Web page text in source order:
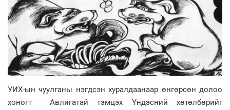
УИХ-ын чуулганы нэгдсэн хуралдаанаар өнгөрсөн долоо
хоногт Авлигатай тэмцэх Үндэсний хөтөлбөрийг